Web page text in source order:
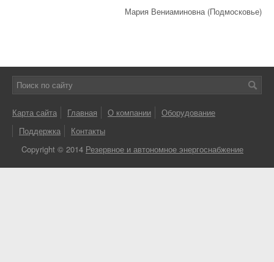
Мария Вениаминовна (Подмосковье)
Карта сайта Главная О компании
Оборудование
Поддержка
Контакты
Copyright © 2014 Резервное и автономное энергоснабжение